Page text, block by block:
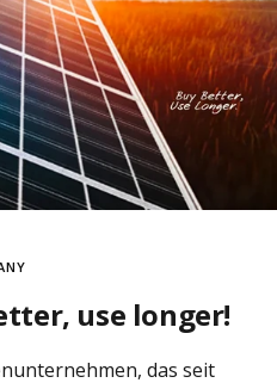
use longer!
das seit